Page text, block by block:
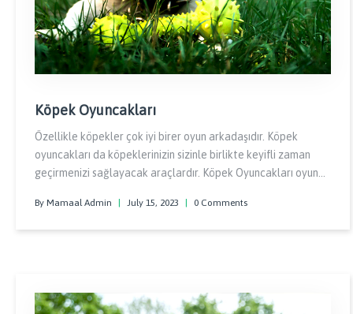
Köpek Oyuncakları
Özellikle köpekler çok iyi birer oyun arkadaşıdır. Köpek
oyuncakları da köpeklerinizin sizinle birlikte keyifli zaman
geçirmenizi sağlayacak araçlardır. Köpek Oyuncakları oyun
ile erkenden tanışması bunlara daha kolay alışmasına
yardımcı olacaktır.
By Mamaal Admin July 15, 2023 0 Comments